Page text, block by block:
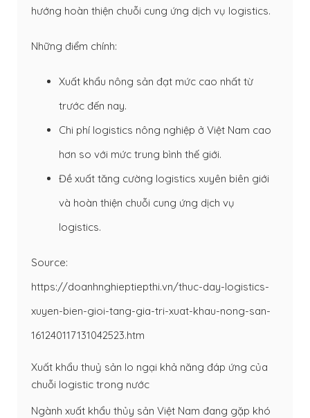
hướng hoàn thiện chuỗi cung ứng dịch vụ logistics.
Những điểm chính:
Xuất khẩu nông sản đạt mức cao nhất từ
trước đến nay.
Chi phí logistics nông nghiệp ở Việt Nam cao
hơn so với mức trung bình thế giới.
Đề xuất tăng cường logistics xuyên biên giới
và hoàn thiện chuỗi cung ứng dịch vụ
logistics.
Source:
https://doanhnghieptiepthi.vn/thuc-day-logistics-
xuyen-bien-gioi-tang-gia-tri-xuat-khau-nong-san-
161240117131042523.htm
Xuất khẩu thuỷ sản lo ngại khả năng đáp ứng của
chuỗi logistic trong nước
Ngành xuất khẩu thủy sản Việt Nam đang gặp khó